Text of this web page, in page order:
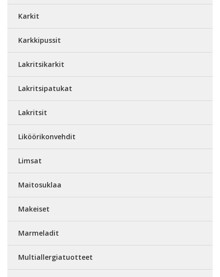
Karkit
Karkkipussit
Lakritsikarkit
Lakritsipatukat
Lakritsit
Liköörikonvehdit
Limsat
Maitosuklaa
Makeiset
Marmeladit
Multiallergiatuotteet